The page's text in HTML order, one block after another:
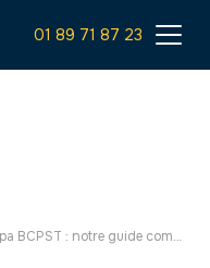
01 89 71 87 23
Classement prépa BCPST : notre guide complet